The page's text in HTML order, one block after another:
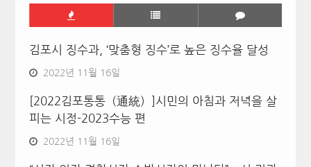
김포시 징수과, ‘맞춤형 징수’로 높은 징수율 달성
2022년 11월 16일
[2022김포통통（通統）]시민의 아침과 저녁을 살
피는 시정-2023수능 편
2022년 11월 16일